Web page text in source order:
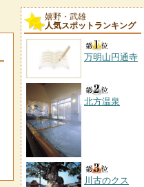
嬉野・武雄
人気スポットランキング
万明山円通寺
北方温泉
川古のクス